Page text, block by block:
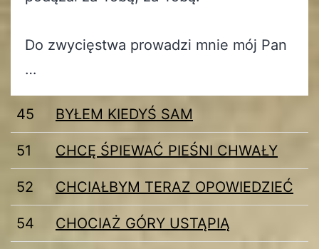
Do zwycięstwa prowadzi mnie mój Pan
…
45 BYŁEM KIEDYŚ SAM
51 CHCĘ ŚPIEWAĆ PIEŚNI CHWAŁY
52 CHCIAŁBYM TERAZ OPOWIEDZIEĆ
54 CHOCIAŻ GÓRY USTĄPIĄ